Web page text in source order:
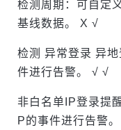
检测周期：可自定
基线数据。 X √
检测 异常登录 异
件进行告警。 √ √
非白名单IP登录提
P的事件进行告警